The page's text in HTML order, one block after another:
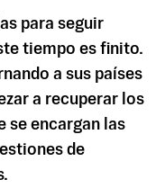
para seguir
tiempo es finito.
a sus países
a recuperar los
se encargan las
de